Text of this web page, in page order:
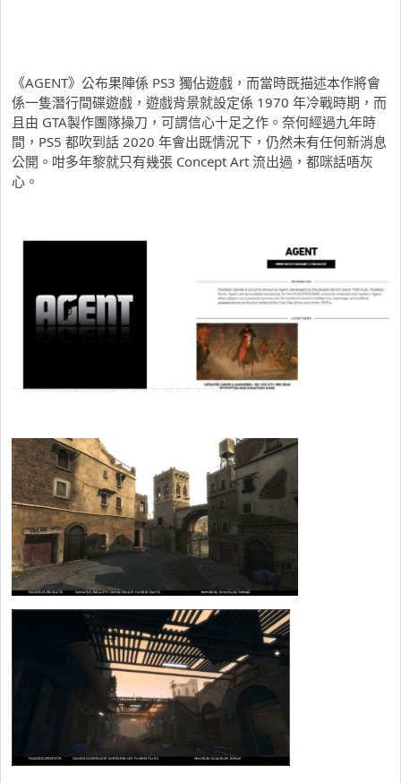
《AGENT》公布果陣係 PS3 獨佔遊戲，而當時既描述本作將會
係一隻潛行間碟遊戲，遊戲背景就設定係 1970 年冷戰時期，而
且由 GTA製作團隊操刀，可謂信心十足之作。奈何經過九年時
間，PS5 都吹到話 2020 年會出既情況下，仍然未有任何新消息
公開。咁多年黎就只有幾張 Concept Art 流出過，都咪話唔灰
心。